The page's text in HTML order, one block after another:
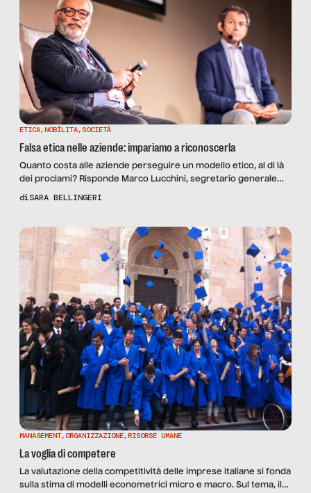
ETICA,NOBÌLITA, SOCIETÀ
Falsa etica nelle aziende: impariamo a riconoscerla
Quanto costa alle aziende perseguire un modello etico, al di là
dei proclami? Risponde Marco Lucchini, segretario generale
del Banco Alimentare.
diSARA BELLINGERI
MANAGEMENT,ORGANIZZAZIONE,RISORSE UMANE
La voglia di competere
La valutazione della competitività delle imprese italiane si fonda
sulla stima di modelli econometrici micro e macro. Sul tema, il